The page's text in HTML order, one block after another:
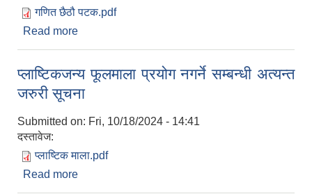
गणित छैठौ पटक.pdf
Read more
प्लाष्टिकजन्य फूलमाला प्रयोग नगर्ने सम्बन्धी अत्यन्त
जरुरी सूचना
Submitted on: Fri, 10/18/2024 - 14:41
दस्तावेज:
प्लाष्टिक माला.pdf
Read more